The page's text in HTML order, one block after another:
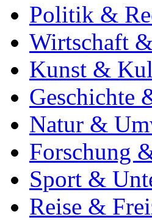
Politik &
Wirtschaft
Kunst &
Geschichte
Natur &
Forschung
Sport &
Reise &